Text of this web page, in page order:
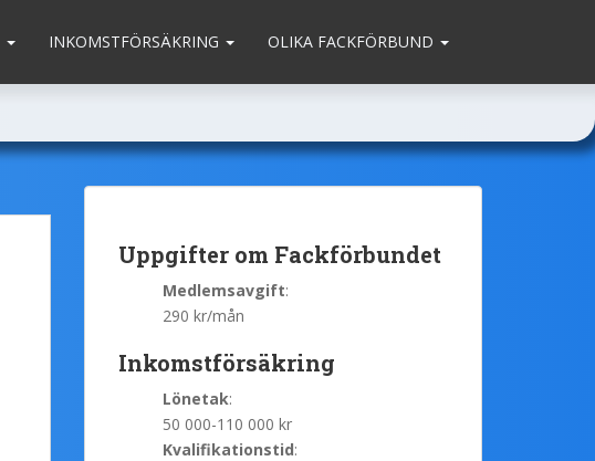
INKOMSTFÖRSÄKRING OLIKA FACKFÖRBUND
Uppgifter om Fackförbundet
Medlemsavgift:
290 kr/mån
Inkomstförsäkring
Lönetak:
50 000-110 000 kr
Kvalifikationstid: